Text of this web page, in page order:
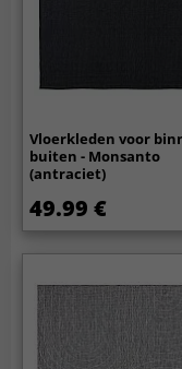
Vloerkleden voor
buiten - Monsanto
(antraciet)
49.99 €